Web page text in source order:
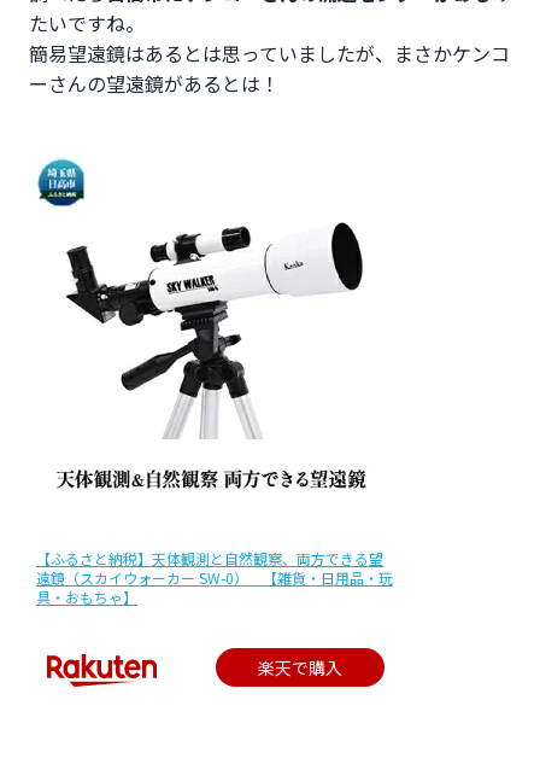
たいですね。
簡易望遠鏡はあるとは思っていましたが、まさかケンコ
ーさんの望遠鏡があるとは！
【ふるさと納税】天体観測と自然観察、両方できる望
遠鏡（スカイウォーカー SW-0） 【雑貨・日用品・玩
具・おもちゃ】
楽天で購入